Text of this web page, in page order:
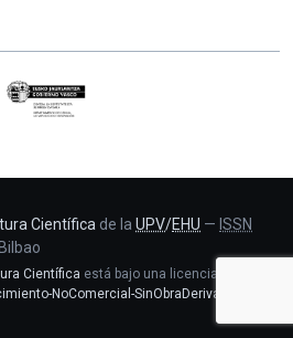
Eusko
Jaurlaritza
eta
Berrikuntza
saila
Científica de la UPV/EHU — ISSN
Científica está bajo una licencia
NoComercial-SinObraDerivada 4.0